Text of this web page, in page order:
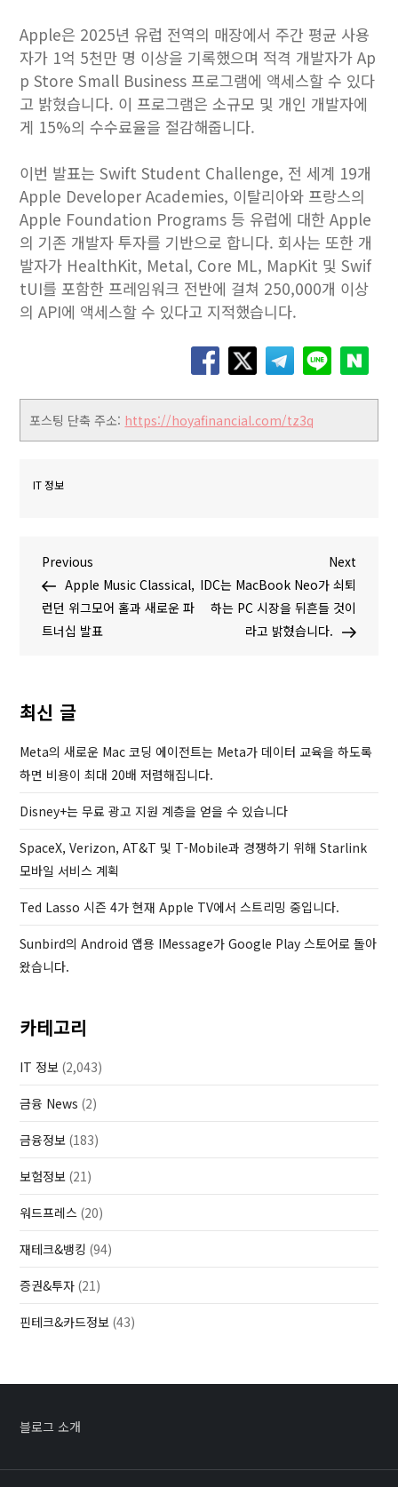
Apple은 2025년 유럽 전역의 매장에서 주간 평균 사용
자가 1억 5천만 명 이상을 기록했으며 적격 개발자가 Ap
p Store Small Business 프로그램에 액세스할 수 있다
고 밝혔습니다. 이 프로그램은 소규모 및 개인 개발자에
게 15%의 수수료율을 절감해줍니다.
이번 발표는 Swift Student Challenge, 전 세계 19개
Apple Developer Academies, 이탈리아와 프랑스의
Apple Foundation Programs 등 유럽에 대한 Apple
의 기존 개발자 투자를 기반으로 합니다. 회사는 또한 개
발자가 HealthKit, Metal, Core ML, MapKit 및 Swif
tUI를 포함한 프레임워크 전반에 걸쳐 250,000개 이상
의 API에 액세스할 수 있다고 지적했습니다.
포스팅 단축 주소: https://hoyafinancial.com/tz3q
IT 정보
글
탐
P
r
e
v
s
P
o
s
t
Previous
Apple Music Classical,
런던 위그모어 홀과 새로운 파
트너십 발표
N
t
Next
IDC는 MacBook Neo가 쇠퇴
하는 PC 시장을 뒤흔들 것이
라고 밝혔습니다.
최신 글
Meta의 새로운 Mac 코딩 에이전트는 Meta가 데이터 교육을 하도록
하면 비용이 최대 20배 저렴해집니다.
Disney+는 무료 광고 지원 계층을 얻을 수 있습니다
SpaceX, Verizon, AT&T 및 T-Mobile과 경쟁하기 위해 Starlink
모바일 서비스 계획
Ted Lasso 시즌 4가 현재 Apple TV에서 스트리밍 중입니다.
Sunbird의 Android 앱용 IMessage가 Google Play 스토어로 돌아
왔습니다.
카테고리
IT 정보 (2,043)
금융 News (2)
금융정보 (183)
보험정보 (21)
워드프레스 (20)
재테크&뱅킹 (94)
증권&투자 (21)
핀테크&카드정보 (43)
블로그 소개